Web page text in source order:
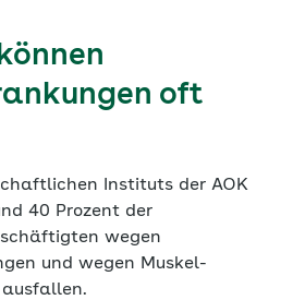
oft
Instituts der AOK
40 Prozent der
wegen
und wegen Muskel-